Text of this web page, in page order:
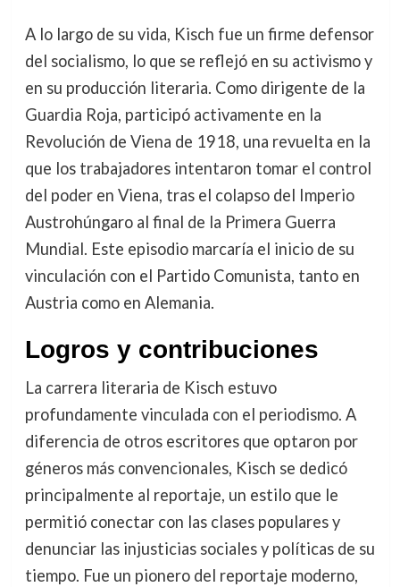
A lo largo de su vida, Kisch fue un firme defensor
del socialismo, lo que se reflejó en su activismo y
en su producción literaria. Como dirigente de la
Guardia Roja, participó activamente en la
Revolución de Viena de 1918, una revuelta en la
que los trabajadores intentaron tomar el control
del poder en Viena, tras el colapso del Imperio
Austrohúngaro al final de la Primera Guerra
Mundial. Este episodio marcaría el inicio de su
vinculación con el Partido Comunista, tanto en
Austria como en Alemania.
Logros y contribuciones
La carrera literaria de Kisch estuvo
profundamente vinculada con el periodismo. A
diferencia de otros escritores que optaron por
géneros más convencionales, Kisch se dedicó
principalmente al reportaje, un estilo que le
permitió conectar con las clases populares y
denunciar las injusticias sociales y políticas de su
tiempo. Fue un pionero del reportaje moderno,